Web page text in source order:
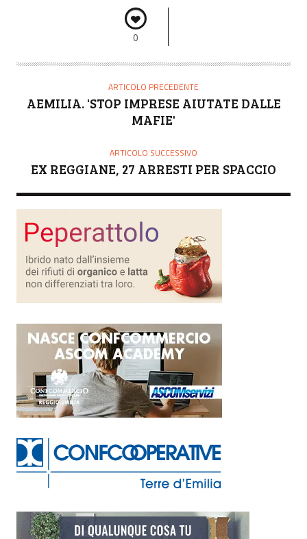
0
ARTICOLO PRECEDENTE
AEMILIA. 'STOP IMPRESE AIUTATE DALLE
MAFIE'
ARTICOLO SUCCESSIVO
EX REGGIANE, 27 ARRESTI PER SPACCIO